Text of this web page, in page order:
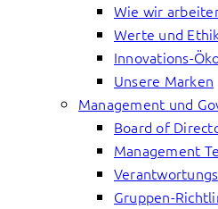
Wie wir
Werte und Ethik
Innovations-
Unsere Marken
Management und
Board of
Management
Gruppen-